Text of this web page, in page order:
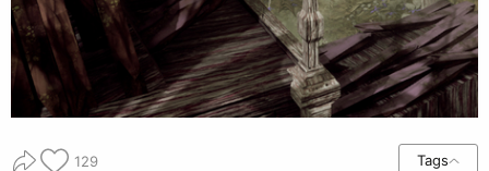
129 Tags